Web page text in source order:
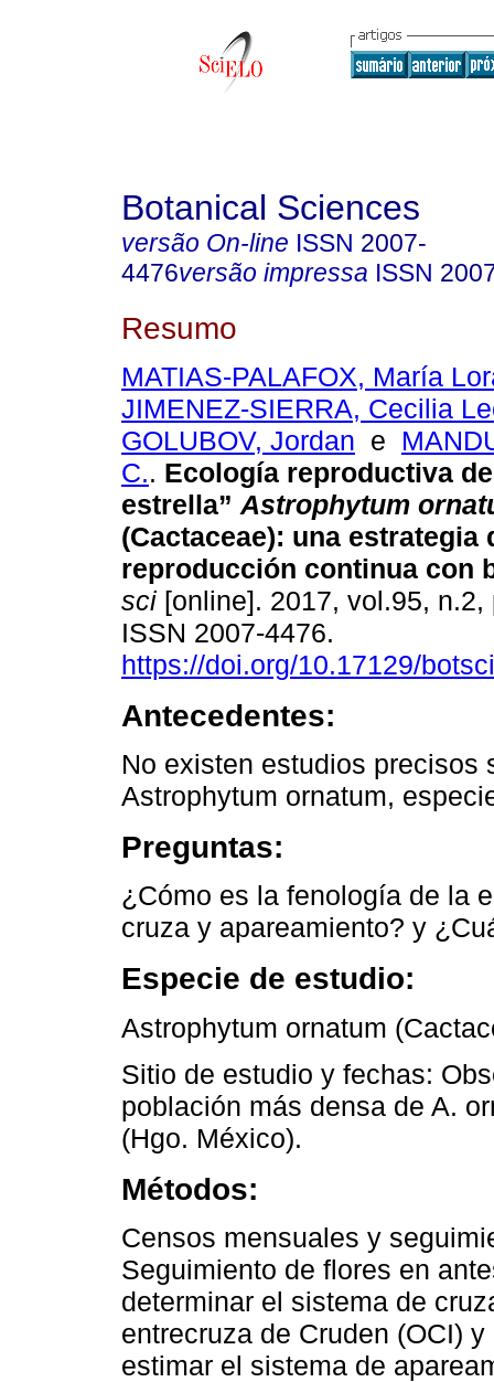
Botanical Sciences
versão On-line ISSN 2007-
4476versão impressa ISSN
Resumo
MATIAS-PALAFOX, María
JIMENEZ-SIERRA, Cecilia
GOLUBOV, Jordan e
C.. Ecología reproductiva
estrella” Astrophytum
(Cactaceae): una estrategia
reproducción continua con
sci [online]. 2017, vol.95, n.2,
ISSN 2007-4476.
https://doi.org/10.17129/
Antecedentes:
No existen estudios precisos
Astrophytum ornatum,
Preguntas:
¿Cómo es la fenología de la
cruza y apareamiento? y
Especie de estudio:
Astrophytum ornatum
Sitio de estudio y fechas:
población más densa de A.
(Hgo. México).
Métodos:
Censos mensuales y
Seguimiento de flores en
determinar el sistema de
entrecruza de Cruden (OCI)
estimar el sistema de